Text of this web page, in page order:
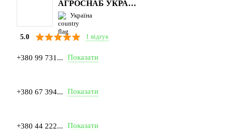
АГРОСНАБ УКРАЇНА
Україна
5.0 1 відгук
+380 99 731... Показати
+380 67 394... Показати
+380 44 222... Показати